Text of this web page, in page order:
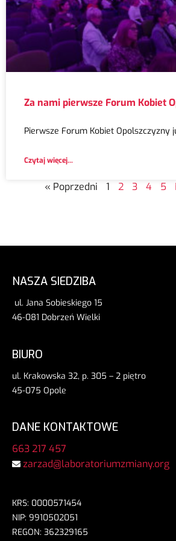
Za nami pierwsze Forum Kobiet
Pierwsze Forum Kobiet Opolszczyzny
Czytaj więcej...
« Poprzedni 1 2 3 4 5
NASZA SIEDZIBA
ul. Jana Sobieskiego 15
46-081 Dobrzeń Wielki
BIURO
ul. Krakowska 32, p. 305 – 2 piętro
45-075 Opole
DANE KONTAKTOWE
663 217 457
zarzad@laboratoriumzmiany.org
KRS: 0000571454
NIP: 9910502051
REGON: 362329165